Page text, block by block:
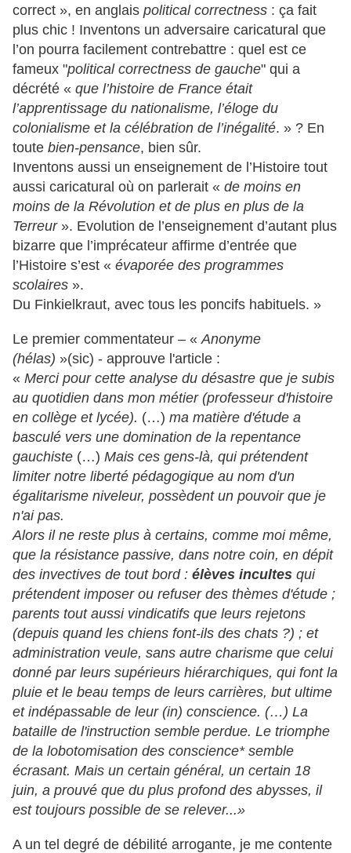
correct », en anglais political correctness : ça fait
plus chic ! Inventons un adversaire caricatural que
l’on pourra facilement contrebattre : quel est ce
fameux "political correctness de gauche" qui a
décrété « que l’histoire de France était
l’apprentissage du nationalisme, l’éloge du
colonialisme et la célébration de l’inégalité. » ? En
toute bien-pensance, bien sûr.
Inventons aussi un enseignement de l’Histoire tout
aussi caricatural où on parlerait « de moins en
moins de la Révolution et de plus en plus de la
Terreur». Evolution de l’enseignement d’autant plus
bizarre que l’imprécateur affirme d’entrée que
l’Histoire s’est « évaporée des programmes
scolaires ».
Du Finkielkraut, avec tous les poncifs habituels. »
Le premier commentateur – «Anonyme
(hélas) »(sic) - approuve l'article :
« Merci pour cette analyse du désastre que je subis
au quotidien dans mon métier (professeur d'histoire
en collège et lycée). (…) ma matière d'étude a
basculé vers une domination de la repentance
gauchiste (…) Mais ces gens-là, qui prétendent
limiter notre liberté pédagogique au nom d'un
égalitarisme niveleur, possèdent un pouvoir que je
n'ai pas.
Alors il ne reste plus à certains, comme moi même,
que la résistance passive, dans notre coin, en dépit
des invectives de tout bord : élèves incultes qui
prétendent imposer ou refuser des thèmes d'étude ;
parents tout aussi vindicatifs que leurs rejetons
(depuis quand les chiens font-ils des chats ?) ; et
administration veule, sans autre charisme que celui
donné par leurs supérieurs hiérarchiques, qui font la
pluie et le beau temps de leurs carrières, but ultime
et indépassable de leur (in) conscience. (…) La
bataille de l'instruction semble perdue. Le triomphe
de la lobotomisation des conscience* semble
écrasant. Mais un certain général, un certain 18
juin, a prouvé que du plus profond des abysses, il
est toujours possible de se relever...»
A un tel degré de débilité arrogante, je me contente